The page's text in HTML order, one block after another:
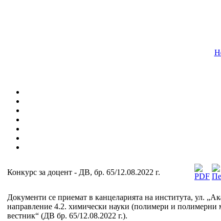
Конкурс за доцент - ДВ, бр. 65/12.08.2022 г.
Документи се приемат в канцеларията на института, ул.
направление 4.2. химически науки (полимери и полимерни
вестник“ (ДВ бр. 65/12.08.2022 г.).